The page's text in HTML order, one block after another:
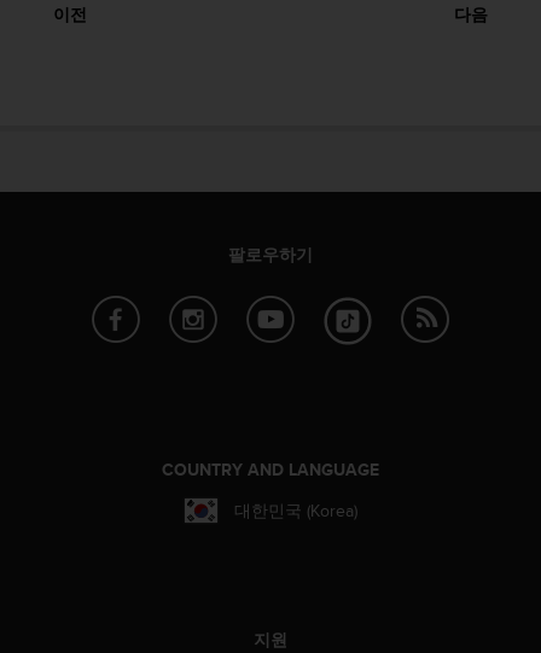
이전 다음
팔로우하기
COUNTRY AND LANGUAGE
대한민국 (Korea)
지원